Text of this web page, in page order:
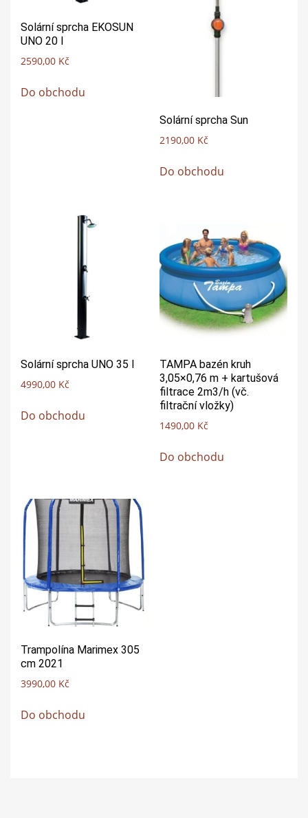
Solární sprcha EKOSUN
UNO 20 l
2590,00 Kč
Do obchodu
Solární sprcha Sun
2190,00 Kč
Do obchodu
Solární sprcha UNO 35 l
4990,00 Kč
Do obchodu
TAMPA bazén kruh
3,05×0,76 m + kartušová
filtrace 2m3/h (vč.
filtrační vložky)
1490,00 Kč
Do obchodu
Trampolína Marimex 305
cm 2021
3990,00 Kč
Do obchodu